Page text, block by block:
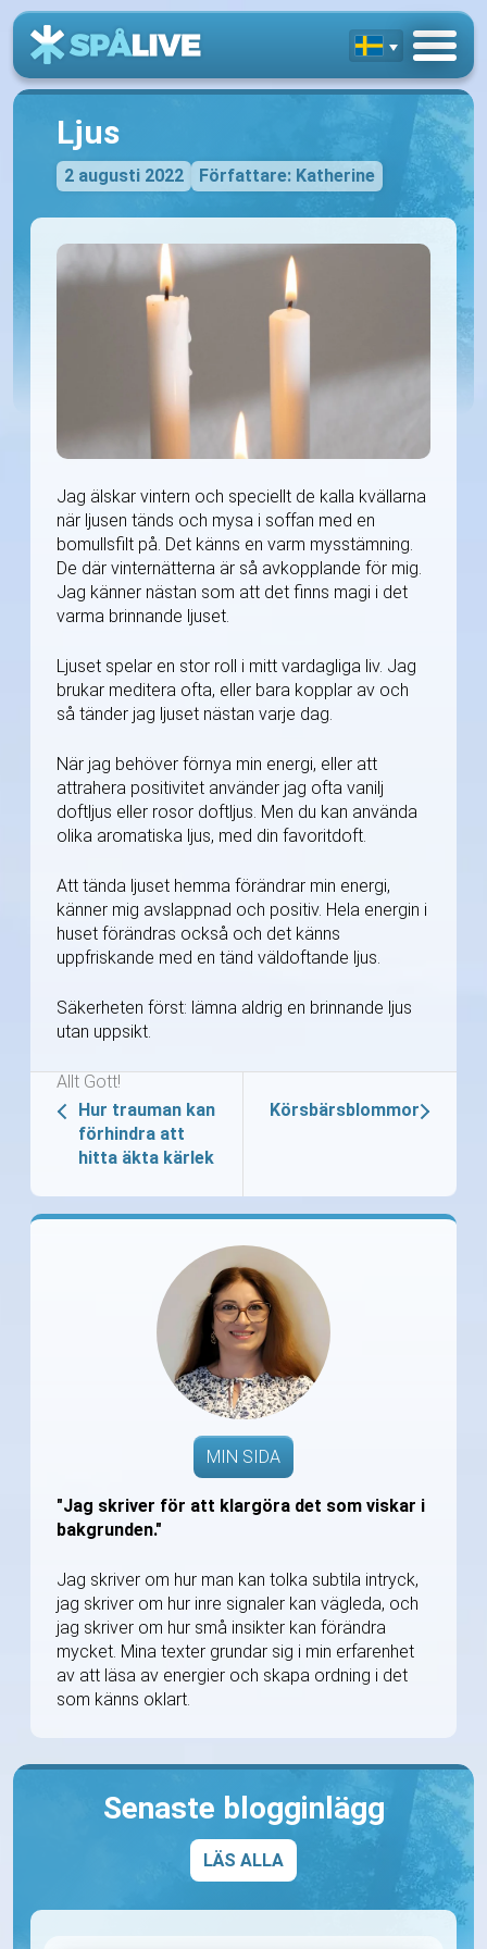
Ljus
2 augusti 2022 Författare: Katherine
Jag älskar vintern och speciellt de kalla kvällarna
när ljusen tänds och mysa i soffan med en
bomullsfilt på. Det känns en varm mysstämning.
De där vinternätterna är så avkopplande för mig.
Jag känner nästan som att det finns magi i det
varma brinnande ljuset.
Ljuset spelar en stor roll i mitt vardagliga liv. Jag
brukar meditera ofta, eller bara kopplar av och
så tänder jag ljuset nästan varje dag.
När jag behöver förnya min energi, eller att
attrahera positivitet använder jag ofta vanilj
doftljus eller rosor doftljus. Men du kan använda
olika aromatiska ljus, med din favoritdoft.
Att tända ljuset hemma förändrar min energi,
känner mig avslappnad och positiv. Hela energin i
huset förändras också och det känns
uppfriskande med en tänd väldoftande ljus.
Säkerheten först: lämna aldrig en brinnande ljus
utan uppsikt.
Allt Gott!
Hur trauman kan
förhindra att
hitta äkta kärlek
Körsbärsblommor
MIN SIDA
"Jag skriver för att klargöra det som viskar i
bakgrunden."
Jag skriver om hur man kan tolka subtila intryck,
jag skriver om hur inre signaler kan vägleda, och
jag skriver om hur små insikter kan förändra
mycket. Mina texter grundar sig i min erfarenhet
av att läsa av energier och skapa ordning i det
som känns oklart.
Senaste blogginlägg
LÄS ALLA